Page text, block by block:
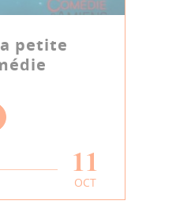
petite
11
OCT